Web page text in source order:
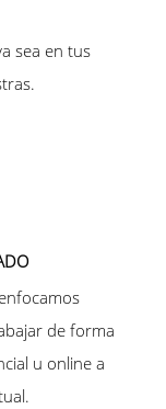
sea en tus
de forma
u online a